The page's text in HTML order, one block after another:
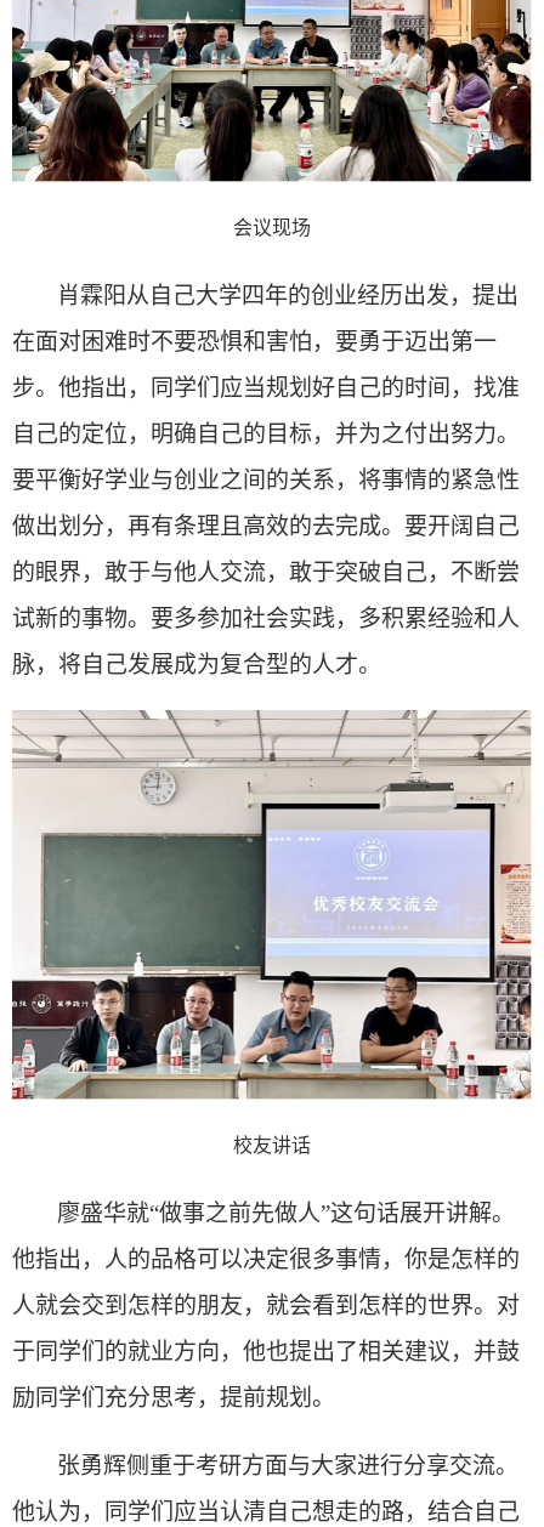
会议现场
肖霖阳从自己大学四年的创业经历出发，提出
在面对困难时不要恐惧和害怕，要勇于迈出第一
步。他指出，同学们应当规划好自己的时间，找准
自己的定位，明确自己的目标，并为之付出努力。
要平衡好学业与创业之间的关系，将事情的紧急性
做出划分，再有条理且高效的去完成。要开阔自己
的眼界，敢于与他人交流，敢于突破自己，不断尝
试新的事物。要多参加社会实践，多积累经验和人
脉，将自己发展成为复合型的人才。
校友讲话
廖盛华就“做事之前先做人”这句话展开讲解。
他指出，人的品格可以决定很多事情，你是怎样的
人就会交到怎样的朋友，就会看到怎样的世界。对
于同学们的就业方向，他也提出了相关建议，并鼓
励同学们充分思考，提前规划。
张勇辉侧重于考研方面与大家进行分享交流。
他认为，同学们应当认清自己想走的路，结合自己